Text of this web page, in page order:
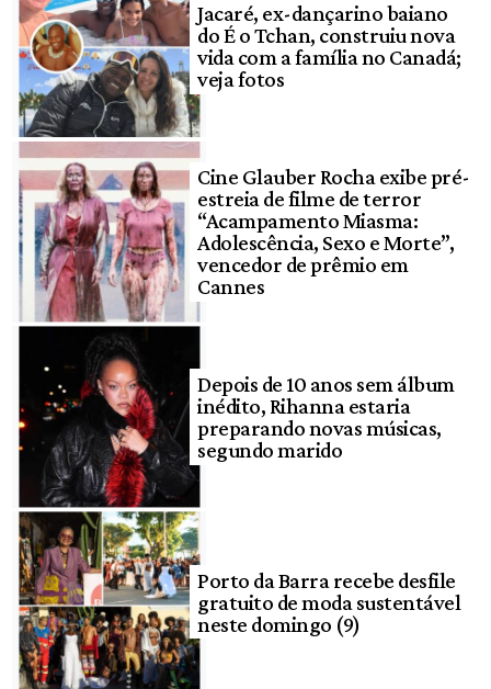
Jacaré, ex-dançarino baiano
do É o Tchan, construiu nova
vida com a família no Canadá;
veja fotos
Cine Glauber Rocha exibe pré-
estreia de filme de terror
“Acampamento Miasma:
Adolescência, Sexo e Morte”,
vencedor de prêmio em
Cannes
Depois de 10 anos sem álbum
inédito, Rihanna estaria
preparando novas músicas,
segundo marido
Porto da Barra recebe desfile
gratuito de moda sustentável
neste domingo (9)